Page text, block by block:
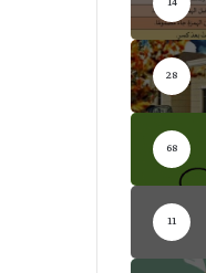
28
68
11